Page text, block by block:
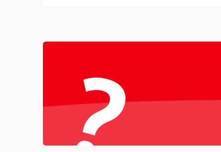
Программное обеспечение
Корпус и механика
Пульт и управление
?